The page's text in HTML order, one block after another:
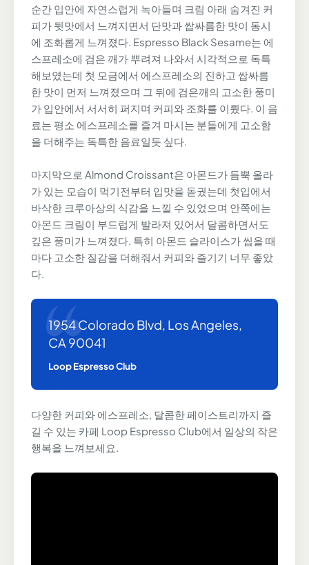
순간 입안에 자연스럽게 녹아들며 크림 아래 숨겨진 커
피가 뒷맛에서 느껴지면서 단맛과 쌉싸름한 맛이 동시
에 조화롭게 느껴졌다. Espresso Black Sesame는 에
스프레소에 검은 깨가 뿌려져 나와서 시각적으로 독특
해보였는데 첫 모금에서 에스프레소의 진하고 쌉싸름
한 맛이 먼저 느껴졌으며 그 뒤에 검은깨의 고소한 풍미
가 입안에서 서서히 퍼지며 커피와 조화를 이뤘다. 이 음
료는 평소 에스프레소를 즐겨 마시는 분들에게 고소함
을 더해주는 독특한 음료일듯 싶다.
마지막으로 Almond Croissant은 아몬드가 듬뿍 올라
가 있는 모습이 먹기전부터 입맛을 돋궜는데 첫입에서
바삭한 크루아상의 식감을 느낄 수 있었으며 안쪽에는
아몬드 크림이 부드럽게 발라져 있어서 달콤하면서도
깊은 풍미가 느껴졌다. 특히 아몬드 슬라이스가 씹을 때
마다 고소한 질감을 더해줘서 커피와 즐기기 너무 좋았
다.
1954 Colorado Blvd, Los Angeles,
CA 90041
Loop Espresso Club
다양한 커피와 에스프레소, 달콤한 페이스트리까지 즐
길 수 있는 카페 Loop Espresso Club에서 일상의 작은
행복을 느껴보세요.